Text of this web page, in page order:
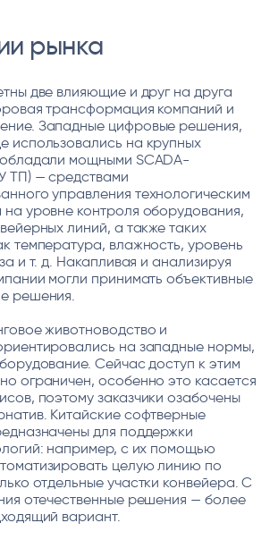
рынка
две влияющие и друг на друга
трансформация компаний и
Западные цифровые решения,
использовались на крупных
мощными SCADA-
ТП) — средствами
управления технологическим
на уровне контроля оборудования,
линий, а также таких
температура, влажность, уровень
и т. д. Накапливая и анализируя
могли принимать объективные
решения.
животноводство и
на западные нормы,
Сейчас доступ к этим
ограничен, особенно это касается
поэтому заказчики озабочены
Китайские софтверные
для поддержки
например, с их помощью
целую линию по
отдельные участки конвейера. С
отечественные решения — более
вариант.